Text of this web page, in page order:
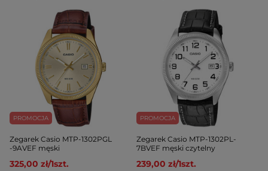
PROMOCJA
Zegarek Casio MTP-1302PGL
-9AVEF męski
325,00 zł/1szt.
PROMOCJA
Zegarek Casio MTP-1302PL-
7BVEF męski czytelny
239,00 zł/1szt.